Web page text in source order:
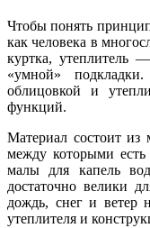
Чтобы понять
как человека в
куртка, утеплитель
«умной»
облицовкой и
функций.
Материал состоит из
между которыми
малы для капель
достаточно велики
дождь, снег и ветер
утеплителя и